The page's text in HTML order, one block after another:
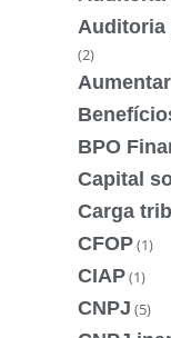
Auditoria
(2)
BPO
Capital
Carga
CFOP(1)
CIAP(1)
CNPJ (5)